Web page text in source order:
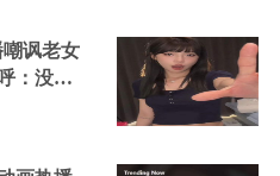
讽老女
：没边